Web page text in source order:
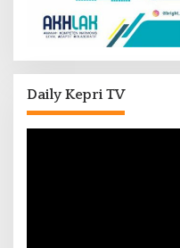
Daily Kepri TV